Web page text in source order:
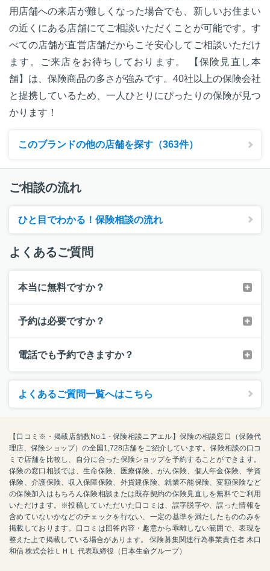
用店舗への来店が難しくなった場合でも、新しいお住まい
の近くにある店舗にてご相談いただくことが可能です。す
べての店舗が直営店舗だからこそ安心してご相談いただけ
ます。ご来店をお待ちしております。 【保険見直し本
舗】は、保険商品の多さが強みです。40社以上の保険会社
と提携しているため、一人ひとりにぴったりの保険が見つ
かります！
このブランドの他の店舗を探す（363件）
ご相談の流れ
ひと目でわかる！保険相談の流れ
よくあるご質問
本当に無料ですか？
予約は必要ですか？
電話でも予約できますか？
よくあるご質問一覧へはこちら
【口コミ※・掲載店舗数No.1 - 保険相談ニアエル】保険の相談窓口（保険代
理店、保険ショップ）の全国1,728店舗をご紹介しています。保険相談の口コ
ミで店舗を比較し、自分に合った保険ショップを予約することができます。
保険の窓口相談では、生命保険、医療保険、がん保険、個人年金保険、学資
保険、介護保険、収入保障保険、外貨建保険、就業不能保険、変額保険など
の保険加入はもちろん保険相談または既存契約の保険見直しを無料でご利用
いただけます。※投稿していただいた口コミは、誤字脱字や、誤った情報を
含めていないかなどのチェックを行ない、一定の基準を満たしたもののみを
掲載しております。口コミは回答内容・趣意から乖離しない範囲で、表現を
整えた上で掲載している場合があります。 保険募集関連行為事業責任者 木口
和信 株式会社ＬＨＬ 代表取締役（日本生命グループ）